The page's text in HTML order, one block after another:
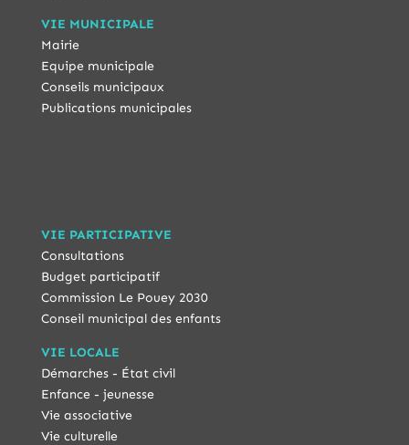
VIE MUNICIPALE
Mairie
Equipe municipale
Conseils municipaux
Publications municipales
VIE PARTICIPATIVE
Consultations
Budget participatif
Commission Le Pouey 2030
Conseil municipal des enfants
VIE LOCALE
Démarches - État civil
Enfance - jeunesse
Vie associative
Vie culturelle